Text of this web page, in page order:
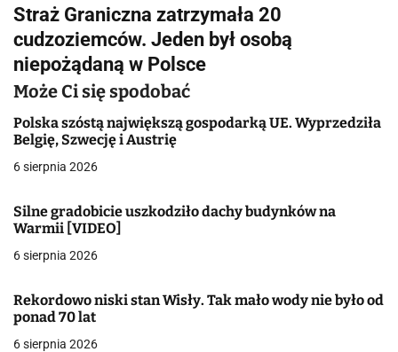
g
a
c
j
a
w
p
s
u
Straż Graniczna zatrzymała 20
cudzoziemców. Jeden był osobą
niepożądaną w Polsce
Może Ci się spodobać
Polska szóstą największą gospodarką UE. Wyprzedziła
Belgię, Szwecję i Austrię
6 sierpnia 2026
Silne gradobicie uszkodziło dachy budynków na
Warmii [VIDEO]
6 sierpnia 2026
Rekordowo niski stan Wisły. Tak mało wody nie było od
ponad 70 lat
6 sierpnia 2026